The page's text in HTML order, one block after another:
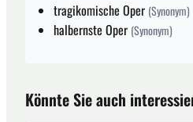
tragikomische Oper (Synonym)
halbernste Oper (Synonym)
Könnte Sie auch